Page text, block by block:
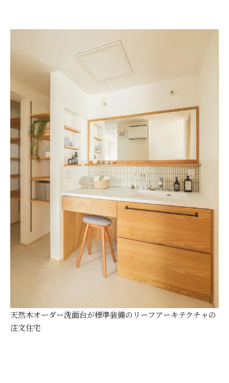
天然木オーダー洗面台が標準装備のリーフアーキテクチャの
注文住宅